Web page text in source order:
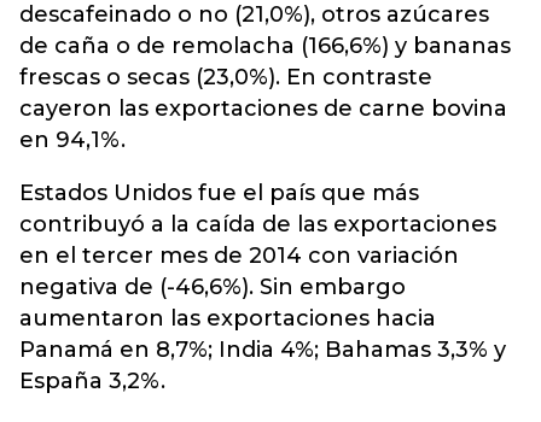
descafeinado o no (21,0%), otros azúcares
de caña o de remolacha (166,6%) y bananas
frescas o secas (23,0%). En contraste
cayeron las exportaciones de carne bovina
en 94,1%.
Estados Unidos fue el país que más
contribuyó a la caída de las exportaciones
en el tercer mes de 2014 con variación
negativa de (-46,6%). Sin embargo
aumentaron las exportaciones hacia
Panamá en 8,7%; India 4%; Bahamas 3,3% y
España 3,2%.